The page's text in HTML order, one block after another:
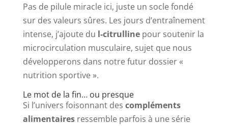
Pas de pilule miracle ici, juste un socle fondé
sur des valeurs sûres. Les jours d’entraînement
intense, j’ajoute du l-citrullinepour soutenir la
microcirculation musculaire, sujet que nous
développerons dans notre futur dossier «
nutrition sportive ».
Le mot de la fin… ou presque
Si l’univers foisonnant des compléments
alimentairesressemble parfois à une série